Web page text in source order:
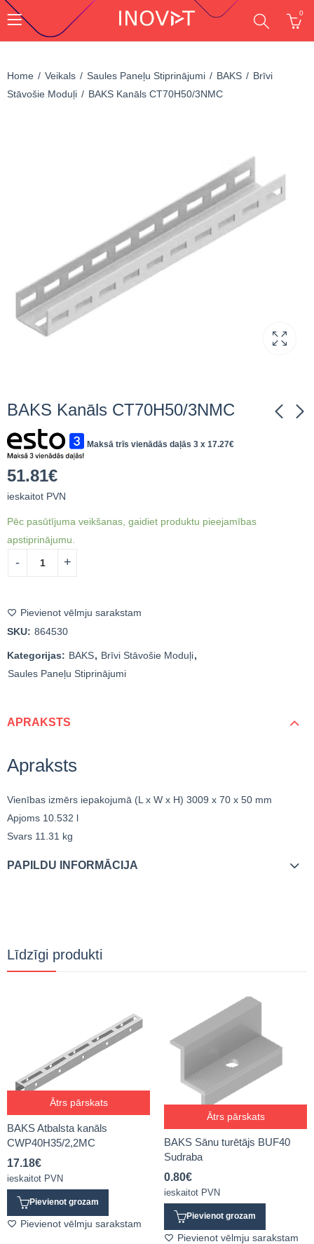
0
Home Veikals Saules Paneļu Stiprinājumi BAKS
Brīvi
Stāvošie Moduļi
BAKS Kanāls CT70H50/3NMC
BAKS Kanāls CT70H50/3NMC
Maksā trīs vienādās daļās 3 x 17.27€
51.81€
ieskaitot PVN
Pēc pasūtījuma veikšanas, gaidiet produktu pieejamības
apstiprinājumu.
Pievienot vēlmju sarakstam
SKU: 864530
Kategorijas: BAKS, Brīvi Stāvošie Moduļi,
Saules Paneļu Stiprinājumi
APRAKSTS
Apraksts
Vienības izmērs iepakojumā (L x W x H) 3009 x 70 x 50 mm
Apjoms 10.532 l
Svars 11.31 kg
PAPILDU INFORMĀCIJA
Līdzīgi produkti
Ātrs pārskats
BAKS Atbalsta kanāls
CWP40H35/2,2MC
17.18€
ieskaitot PVN
Pievienot grozam
Pievienot vēlmju sarakstam
Ātrs pārskats
BAKS Sānu turētājs BUF40
Sudraba
0.80€
ieskaitot PVN
Pievienot grozam
Pievienot vēlmju sarakstam